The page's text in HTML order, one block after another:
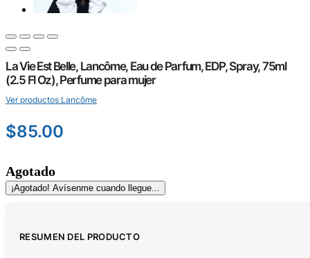
La Vie Est Belle, Lancôme, Eau de Parfum, EDP, Spray, 75ml
(2.5 Fl Oz), Perfume para mujer
Ver productos Lancôme
$85.00
Agotado
¡Agotado! Avísenme cuando llegue...
RESUMEN DEL PRODUCTO